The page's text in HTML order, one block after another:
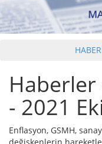
- 2021
Enflasyon, GSMH,